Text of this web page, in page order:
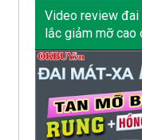
Video review đai
lắc giảm mỡ cao